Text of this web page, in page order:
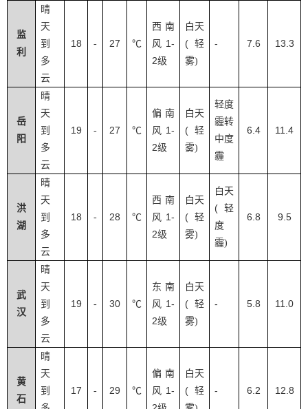
监
利
晴
天
到
多
云
18 - 27 ℃
西南
风 1-
2级
白天
( 轻
雾)
- 7.6 13.3
岳
阳
晴
天
到
多
云
19 - 27 ℃
偏南
风 1-
2级
白天
( 轻
雾)
轻度
霾转
中度
霾
6.4 11.4
洪
湖
晴
天
到
多
云
18 - 28 ℃
西南
风 1-
2级
白天
( 轻
雾)
白天
( 轻
度
霾)
6.8 9.5
武
汉
晴
天
到
多
云
19 - 30 ℃
东南
风 1-
2级
白天
( 轻
雾)
- 5.8 11.0
黄
石
晴
天
到
17 - 29 ℃
偏南
风 1-
白天
( 轻
- 6.2 12.8